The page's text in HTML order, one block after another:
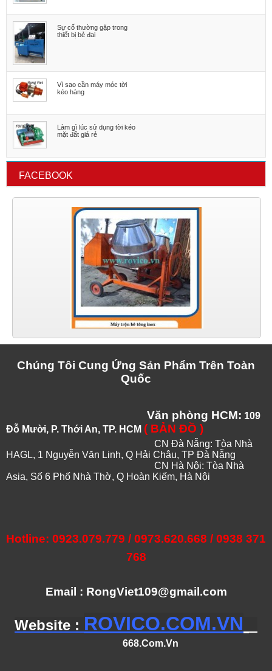
Sự cố thường gặp trong
thiết bị bẻ đai
Vì sao cần máy móc tời
kéo hàng
Làm gì lúc sử dụng tời kéo
mặt đất giá rẻ
FACEBOOK
Chúng Tôi Cung Ứng Sản Phẩm Trên Toàn
Quốc
Văn phòng HCM: 109
Đỗ Mười, P. Thới An, TP. HCM ( BẢN ĐỒ )
CN Đà Nẵng: Tòa Nhà
HAGL, 1 Nguyễn Văn Linh, Q Hải Châu, TP Đà Nẵng
CN Hà Nội: Tòa Nhà
Asia, Số 6 Phố Nhà Thờ, Q Hoàn Kiếm, Hà Nội
Hotline: 0923.079.779 / 0973.620.668 / 0938 371
768
Email : RongViet109@gmail.com
Website : ROVICO.COM.VN
668.Com.Vn